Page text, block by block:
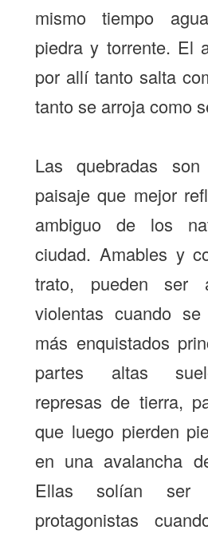
mismo tiempo
piedra y torrente. El
por allí tanto salta
tanto se arroja como
Las quebradas
paisaje que mejor
ambiguo de los
ciudad. Amables y
trato, pueden ser
violentas cuando
más enquistados
partes altas
represas de tierra,
que luego pierden
en una avalancha
Ellas solían ser
protagonistas